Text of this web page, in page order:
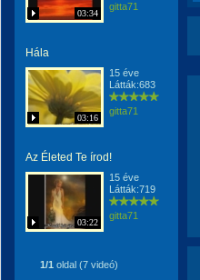
03:34
gitta71
Hála
03:16
15 éve
Látták:683
gitta71
Az Életed Te írod!
03:22
15 éve
Látták:719
gitta71
1/1 oldal (7 videó)